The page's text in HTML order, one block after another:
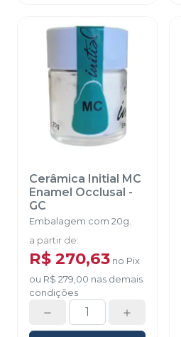
Cerâmica Initial MC
Enamel Occlusal -
GC
Embalagem com 20g.
a partir de:
R$ 270,63 no Pix
ou R$ 279,00 nas demais
condições